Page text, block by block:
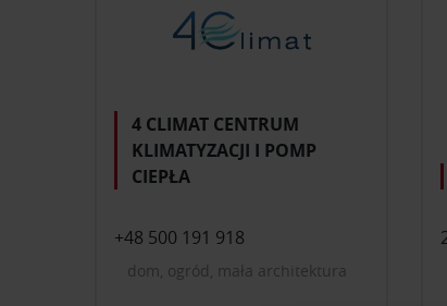
4 CLIMAT CENTRUM
KLIMATYZACJI I POMP
CIEPŁA
+48 500 191 918
dom, ogród, mała architektura